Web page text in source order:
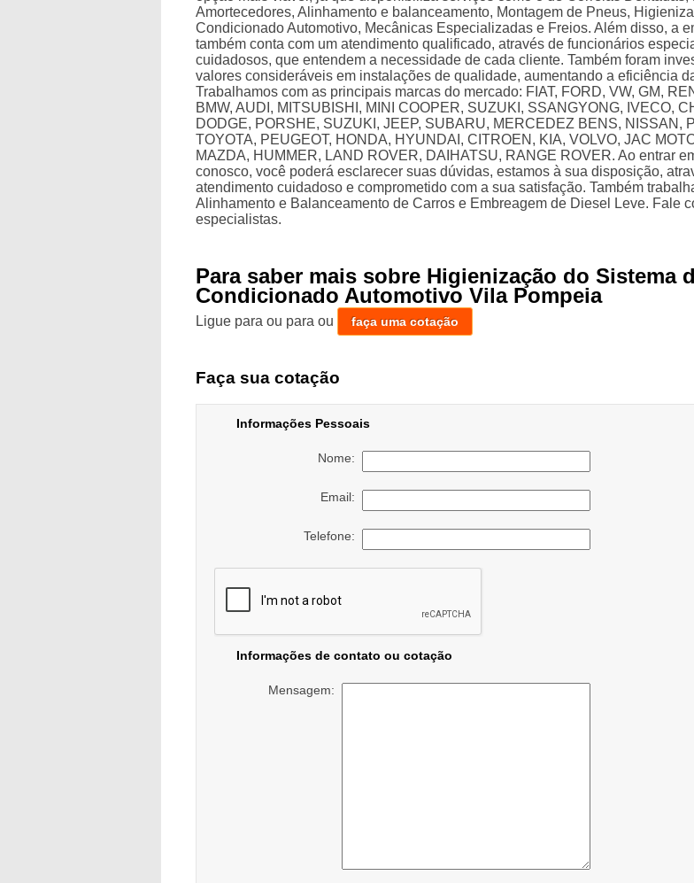
Amortecedores, Alinhamento e balanceamento, Montagem de Pneus,
Condicionado Automotivo, Mecânicas Especializadas e Freios. Além disso, a
também conta com um atendimento qualificado, através de funcionários
cuidadosos, que entendem a necessidade de cada cliente. Também foram
valores consideráveis em instalações de qualidade, aumentando a eficiência
Trabalhamos com as principais marcas do mercado: FIAT, FORD, VW, GM,
BMW, AUDI, MITSUBISHI, MINI COOPER, SUZUKI, SSANGYONG, IVECO,
DODGE, PORSHE, SUZUKI, JEEP, SUBARU, MERCEDEZ BENS, NISSAN,
TOYOTA, PEUGEOT, HONDA, HYUNDAI, CITROEN, KIA, VOLVO, JAC
MAZDA, HUMMER, LAND ROVER, DAIHATSU, RANGE ROVER. Ao entrar
conosco, você poderá esclarecer suas dúvidas, estamos à sua disposição,
atendimento cuidadoso e comprometido com a sua satisfação. Também
Alinhamento e Balanceamento de Carros e Embreagem de Diesel Leve. Fale
especialistas.
Para saber mais sobre Higienização do Sistema
Condicionado Automotivo Vila Pompeia
Ligue paraou paraou faça uma cotação
Faça sua cotação
Informações Pessoais
Nome:
Email:
Telefone:
Informações de contato ou cotação
Mensagem: